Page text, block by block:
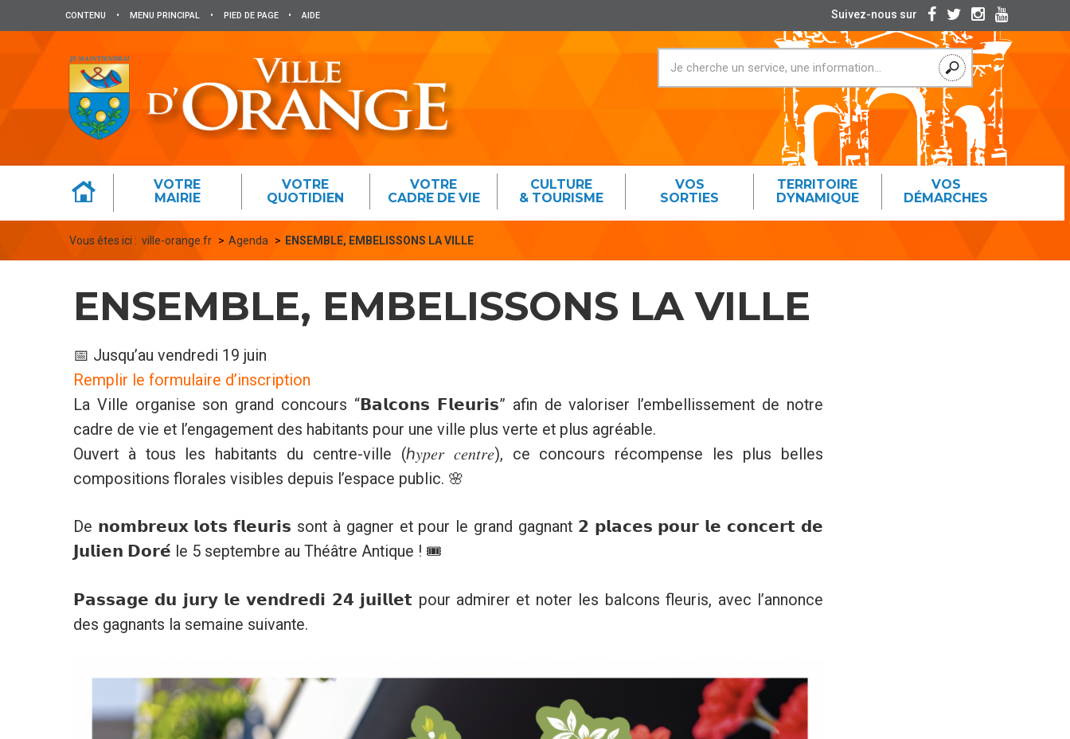
CONTENU • MENU PRINCIPAL • PIED DE PAGE • AIDE
VOTRE
MAIRIE
VOTRE
QUOTIDIEN
VOTRE
CADRE DE VIE
CULTURE
& TOURISME
VOS
SORTIES
TERRITOIRE
DYNAMIQUE
VOS
DÉMARCHES
Suivez-nous sur
Vous êtes ici : ville-orange.fr Agenda ENSEMBLE, EMBELISSONS LA VILLE
ENSEMBLE, EMBELISSONS LA VILLE
📅 Jusqu’au vendredi 19 juin
Remplir le formulaire d’inscription
La Ville organise son grand concours “𝗕𝗮𝗹𝗰𝗼𝗻𝘀 𝗙𝗹𝗲𝘂𝗿𝗶𝘀” afin de valoriser l’embellissement de notre
cadre de vie et l’engagement des habitants pour une ville plus verte et plus agréable.
Ouvert à tous les habitants du centre-ville (ℎ𝑦𝑝𝑒𝑟 𝑐𝑒𝑛𝑡𝑟𝑒), ce concours récompense les plus belles
compositions florales visibles depuis l’espace public. 🌸
De 𝗻𝗼𝗺𝗯𝗿𝗲𝘂𝘅 𝗹𝗼𝘁𝘀 𝗳𝗹𝗲𝘂𝗿𝗶𝘀 sont à gagner et pour le grand gagnant 𝟮 𝗽𝗹𝗮𝗰𝗲𝘀 𝗽𝗼𝘂𝗿 𝗹𝗲 𝗰𝗼𝗻𝗰𝗲𝗿𝘁 𝗱𝗲
𝗝𝘂𝗹𝗶𝗲𝗻 𝗗𝗼𝗿𝗲́ le 5 septembre au Théâtre Antique ! 🎟️
𝗣𝗮𝘀𝘀𝗮𝗴𝗲 𝗱𝘂 𝗷𝘂𝗿𝘆 𝗹𝗲 𝘃𝗲𝗻𝗱𝗿𝗲𝗱𝗶 𝟮𝟰 𝗷𝘂𝗶𝗹𝗹𝗲𝘁 pour admirer et noter les balcons fleuris, avec l’annonce
des gagnants la semaine suivante.